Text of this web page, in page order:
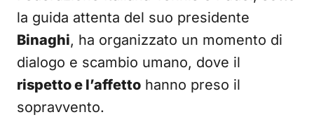
la guida attenta del suo presidente
Binaghi, ha organizzato un momento di
dialogo e scambio umano, dove il
rispetto e l’affetto hanno preso il
sopravvento.